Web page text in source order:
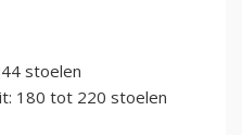
stoelen
180 tot 220 stoelen